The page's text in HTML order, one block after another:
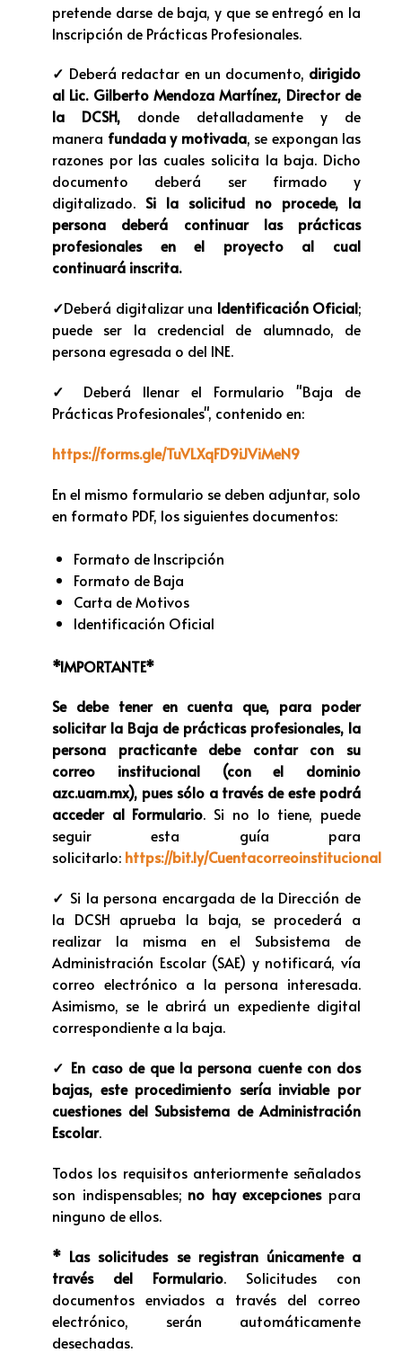
pretende darse de baja, y que se entregó en la
Inscripción de Prácticas Profesionales.
✓ Deberá redactar en un documento, dirigido
al Lic. Gilberto Mendoza Martínez, Director de
la DCSH, donde detalladamente y de
manera fundada y motivada, se expongan las
razones por las cuales solicita la baja. Dicho
documento deberá ser firmado y
digitalizado. Si la solicitud no procede, la
persona deberá continuar las prácticas
profesionales en el proyecto al cual
continuará inscrita.
✓Deberá digitalizar una Identificación Oficial;
puede ser la credencial de alumnado, de
persona egresada o del INE.
✓
Deberá llenar el Formulario "Baja de
Prácticas Profesionales", contenido en:
https://forms.gle/TuVLXqFD9iJViMeN9
En el mismo formulario se deben adjuntar, solo
en formato PDF, los siguientes documentos:
Formato de Inscripción
Formato de Baja
Carta de Motivos
Identificación Oficial
*IMPORTANTE*
Se debe tener en cuenta que, para poder
solicitar la Baja de prácticas profesionales, la
persona practicante debe contar con su
correo institucional (con el dominio
azc.uam.mx), pues sólo a través de este podrá
acceder al Formulario. Si no lo tiene, puede
seguir esta guía para
solicitarlo: https://bit.ly/Cuentacorreoinstitucional
✓ Si la persona encargada de la Dirección de
la DCSH aprueba la baja, se procederá a
realizar la misma en el Subsistema de
Administración Escolar (SAE) y notificará, vía
correo electrónico a la persona interesada.
Asimismo, se le abrirá un expediente digital
correspondiente a la baja.
✓ En caso de que la persona cuente con dos
bajas, este procedimiento sería inviable por
cuestiones del Subsistema de Administración
Escolar.
Todos los requisitos anteriormente señalados
son indispensables; no hay excepcionespara
ninguno de ellos.
* Las solicitudes se registran únicamente a
través del Formulario. Solicitudes con
documentos enviados a través del correo
electrónico, serán automáticamente
desechadas.